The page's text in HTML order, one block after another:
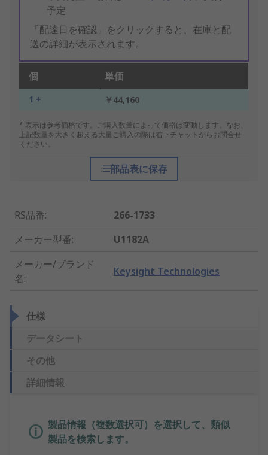
予定
「配達日を確認」をクリックすると、在庫と配
送の詳細が表示されます。
個 単価
1 + ￥44,160
* 表示は参考価格です。ご購入数量によって価格は変動します。なお、
上記数量を大きく超える大量ご購入の際は右下チャットからお問合せ
ください。
部品表に保存
RS品番:
266-1733
メーカー型番:
U1182A
メーカー/ブランド
名:
Keysight Technologies
仕様
データシート
その他
詳細情報
製品情報（複数選択可）を選択して、類似
製品を検索します。